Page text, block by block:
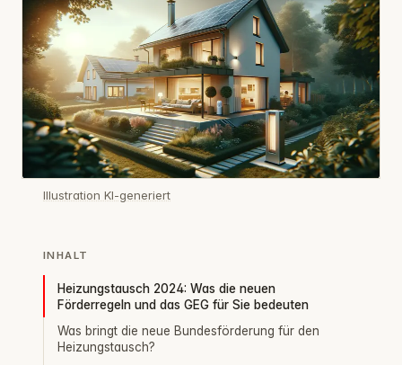
Illustration KI-generiert
INHALT
Heizungstausch 2024: Was die neuen
Förderregeln und das GEG für Sie bedeuten
Was bringt die neue Bundesförderung für den
Heizungstausch?